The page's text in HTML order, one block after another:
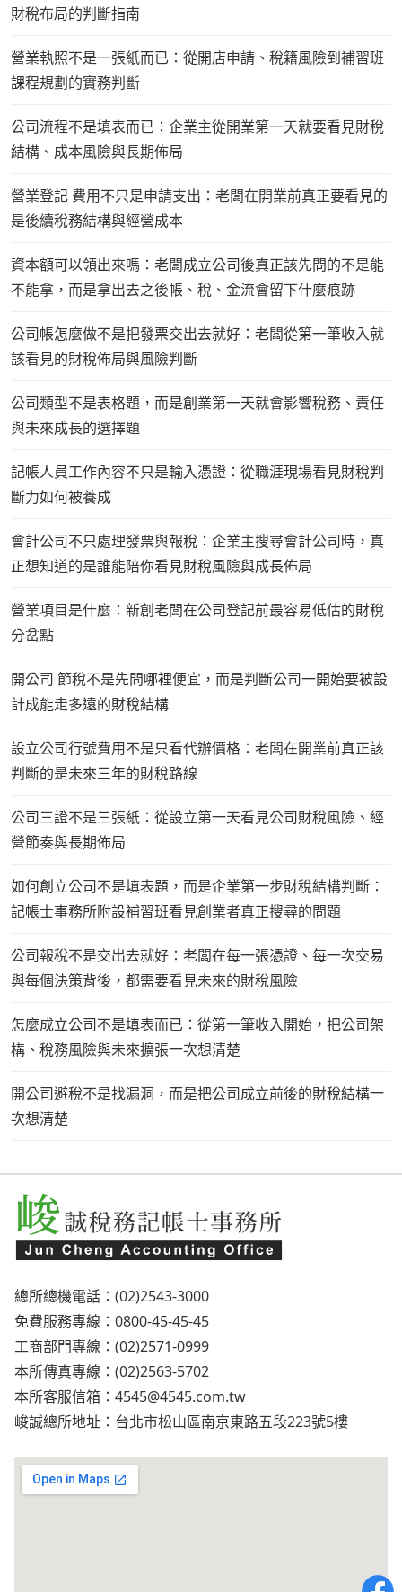
財稅布局的判斷指南
營業執照不是一張紙而已：從開店申請、稅籍風險到補習班
課程規劃的實務判斷
公司流程不是填表而已：企業主從開業第一天就要看見財稅
結構、成本風險與長期佈局
營業登記 費用不只是申請支出：老闆在開業前真正要看見的
是後續稅務結構與經營成本
資本額可以領出來嗎：老闆成立公司後真正該先問的不是能
不能拿，而是拿出去之後帳、稅、金流會留下什麼痕跡
公司帳怎麼做不是把發票交出去就好：老闆從第一筆收入就
該看見的財稅佈局與風險判斷
公司類型不是表格題，而是創業第一天就會影響稅務、責任
與未來成長的選擇題
記帳人員工作內容不只是輸入憑證：從職涯現場看見財稅判
斷力如何被養成
會計公司不只處理發票與報稅：企業主搜尋會計公司時，真
正想知道的是誰能陪你看見財稅風險與成長佈局
營業項目是什麼：新創老闆在公司登記前最容易低估的財稅
分岔點
開公司 節稅不是先問哪裡便宜，而是判斷公司一開始要被設
計成能走多遠的財稅結構
設立公司行號費用不是只看代辦價格：老闆在開業前真正該
判斷的是未來三年的財稅路線
公司三證不是三張紙：從設立第一天看見公司財稅風險、經
營節奏與長期佈局
如何創立公司不是填表題，而是企業第一步財稅結構判斷：
記帳士事務所附設補習班看見創業者真正搜尋的問題
公司報稅不是交出去就好：老闆在每一張憑證、每一次交易
與每個決策背後，都需要看見未來的財稅風險
怎麼成立公司不是填表而已：從第一筆收入開始，把公司架
構、稅務風險與未來擴張一次想清楚
開公司避稅不是找漏洞，而是把公司成立前後的財稅結構一
次想清楚
總所總機電話：(02)2543-3000
免費服務專線：0800-45-45-45
工商部門專線：(02)2571-0999
本所傳真專線：(02)2563-5702
本所客服信箱： 4545@4545.com.tw
峻誠總所地址：台北市松山區南京東路五段223號5樓